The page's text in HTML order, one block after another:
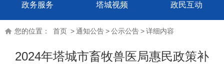
政务服务 塔城视频 政民互动
您的位置： 首页 >通知公告>公示公告>详细内容
2024年塔城市畜牧兽医局惠民政策补